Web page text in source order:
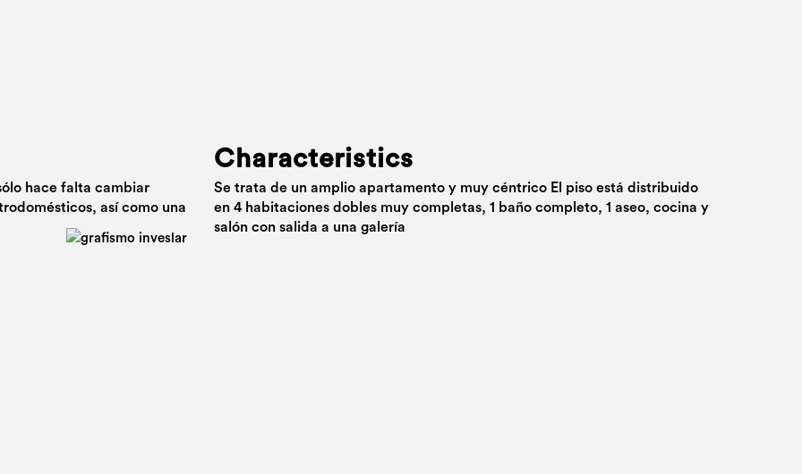
hace falta cambiar
así como una
Characteristics
Se trata de un amplio apartamento y muy céntrico El piso está distribuido
en 4 habitaciones dobles muy completas, 1 baño completo, 1 aseo, cocina y
salón con salida a una galería